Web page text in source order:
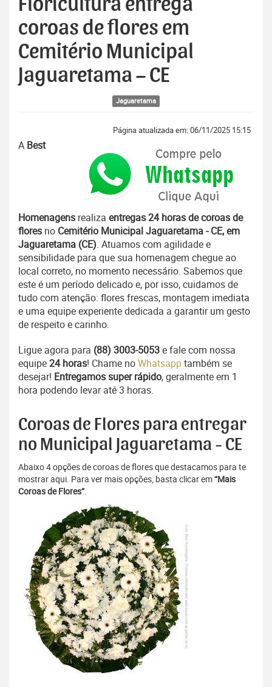
Floricultura entrega
coroas de flores em
Cemitério Municipal
Jaguaretama – CE
Jaguaretama
Página atualizada em: 06/11/2025 15:15
A Best
Homenagens realiza entregas 24 horas de coroas de
flores no Cemitério Municipal Jaguaretama - CE, em
Jaguaretama (CE). Atuamos com agilidade e
sensibilidade para que sua homenagem chegue ao
local correto, no momento necessário. Sabemos que
este é um período delicado e, por isso, cuidamos de
tudo com atenção: flores frescas, montagem imediata
e uma equipe experiente dedicada a garantir um gesto
de respeito e carinho.
Ligue agora para (88) 3003-5053e fale com nossa
equipe24 horas! Chame noWhatsapptambém se
desejar! Entregamos super rápido, geralmente em 1
hora podendo levar até 3 horas.
Coroas de Flores para entregar
no Municipal Jaguaretama - CE
Abaixo 4 opções de coroas de flores que destacamos para te
mostrar aqui. Para ver mais opções, basta clicar em“Mais
Coroas de Flores”.